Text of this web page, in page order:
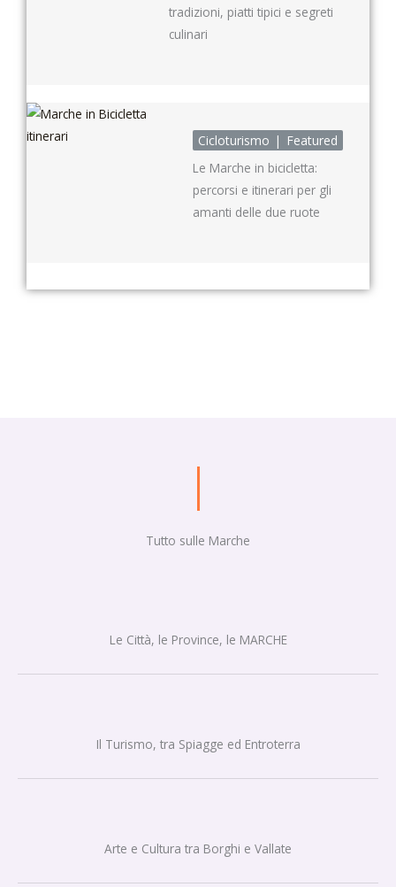
tradizioni, piatti tipici e segreti
culinari
Cicloturismo
Featured
Le Marche in bicicletta:
percorsi e itinerari per gli
amanti delle due ruote
Tutto sulle Marche
Le Città, le Province, le MARCHE
Il Turismo, tra Spiagge ed Entroterra
Arte e Cultura tra Borghi e Vallate